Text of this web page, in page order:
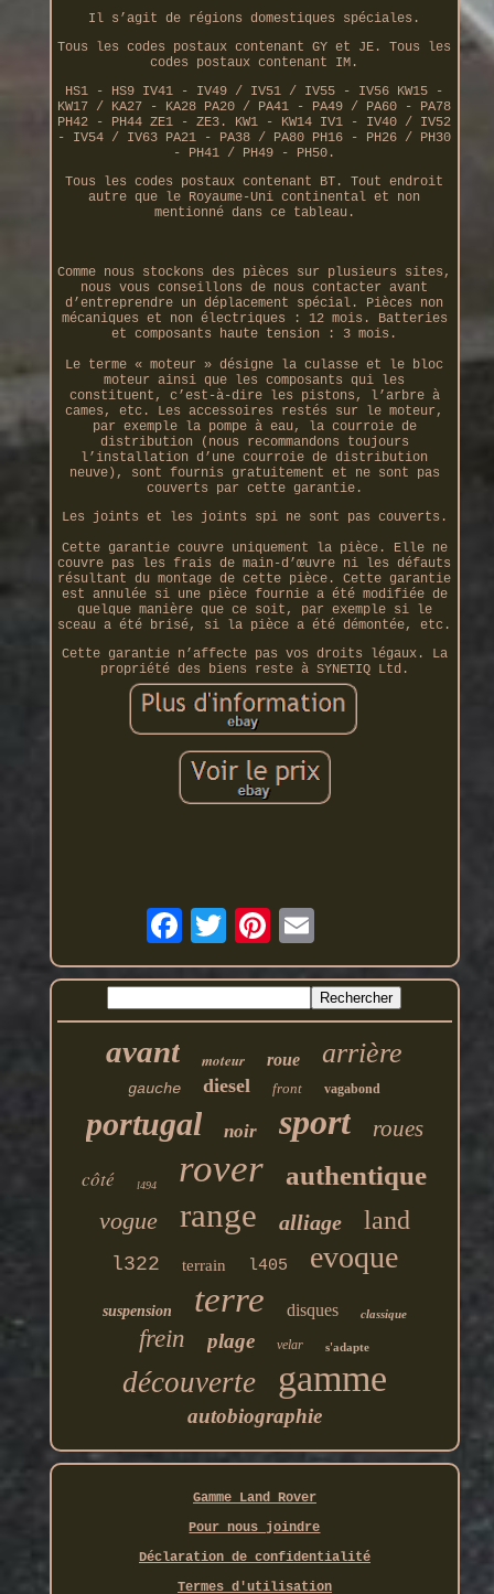
Il s’agit de régions domestiques spéciales.
Tous les codes postaux contenant GY et JE. Tous les
codes postaux contenant IM.
HS1 - HS9 IV41 - IV49 / IV51 / IV55 - IV56 KW15 -
KW17 / KA27 - KA28 PA20 / PA41 - PA49 / PA60 - PA78
PH42 - PH44 ZE1 - ZE3. KW1 - KW14 IV1 - IV40 / IV52
- IV54 / IV63 PA21 - PA38 / PA80 PH16 - PH26 / PH30
- PH41 / PH49 - PH50.
Tous les codes postaux contenant BT. Tout endroit
autre que le Royaume-Uni continental et non
mentionné dans ce tableau.
Comme nous stockons des pièces sur plusieurs sites,
nous vous conseillons de nous contacter avant
d’entreprendre un déplacement spécial. Pièces non
mécaniques et non électriques : 12 mois. Batteries
et composants haute tension : 3 mois.
Le terme « moteur » désigne la culasse et le bloc
moteur ainsi que les composants qui les
constituent, c’est-à-dire les pistons, l’arbre à
cames, etc. Les accessoires restés sur le moteur,
par exemple la pompe à eau, la courroie de
distribution (nous recommandons toujours
l’installation d’une courroie de distribution
neuve), sont fournis gratuitement et ne sont pas
couverts par cette garantie.
Les joints et les joints spi ne sont pas couverts.
Cette garantie couvre uniquement la pièce. Elle ne
couvre pas les frais de main-d’œuvre ni les défauts
résultant du montage de cette pièce. Cette garantie
est annulée si une pièce fournie a été modifiée de
quelque manière que ce soit, par exemple si le
sceau a été brisé, si la pièce a été démontée, etc.
Cette garantie n’affecte pas vos droits légaux. La
propriété des biens reste à SYNETIQ Ltd.
avant moteur roue arrière
gauche diesel front vagabond
portugal noir sport roues
côté l494 rover authentique
vogue range alliage land
l322 terrain l405 evoque
suspension terre disques classique
frein plage velar s'adapte
découverte gamme
autobiographie
Gamme Land Rover
Pour nous joindre
Déclaration de confidentialité
Termes d'utilisation